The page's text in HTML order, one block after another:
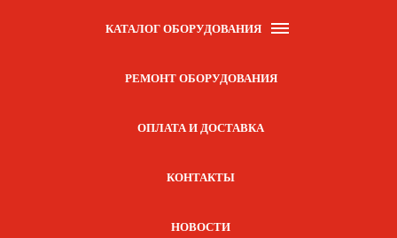
КАТАЛОГ ОБОРУДОВАНИЯ
РЕМОНТ ОБОРУДОВАНИЯ
ОПЛАТА И ДОСТАВКА
КОНТАКТЫ
НОВОСТИ